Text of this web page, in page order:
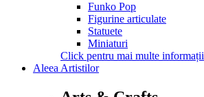
Funko Pop
Figurine articulate
Statuete
Miniaturi
Click pentru mai multe informații
Aleea Artistilor